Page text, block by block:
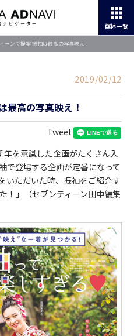
媒体一覧
ーンで提案 振袖は最高の写真映え！
2019/02/12
最高の写真映え！
Tweet
年を意識した企画がたくさん入
で登場する企画が定番になって
いただいた時、振袖をご紹介す
！」（セブンティーン田中編集